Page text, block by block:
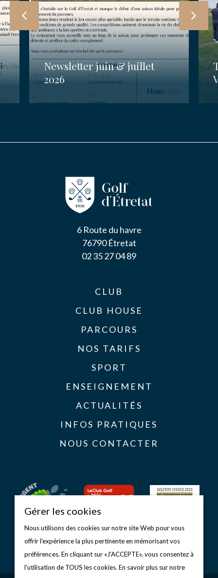
Newsletter juin & juillet
2026
6 Route du havre
76790 Étretat
02 35 27 04 89
CLUB
CLUB HOUSE
PARCOURS
NOS TARIFS
SPORT
ENSEIGNEMENT
ACTUALITÉS
INFOS PRATIQUES
NOUS CONTACTER
Gérer les cookies
Nous utilisons des cookies sur notre site Web pour vous
offrir l'expérience la plus pertinente en mémorisant vos
préférences. En cliquant sur «J'ACCEPTE», vous consentez à
l'utilisation de TOUS les cookies. En savoir plus sur notre